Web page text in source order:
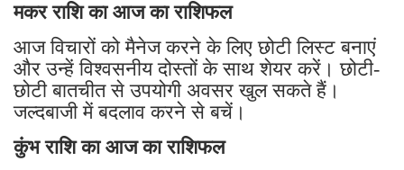
मकर राशि का आज का राशिफल
आज विचारों को मैनेज करने के लिए छोटी लिस्ट बनाएं
और उन्हें विश्वसनीय दोस्तों के साथ शेयर करें। छोटी-
छोटी बातचीत से उपयोगी अवसर खुल सकते हैं।
जल्दबाजी में बदलाव करने से बचें।
कुंभ राशि का आज का राशिफल